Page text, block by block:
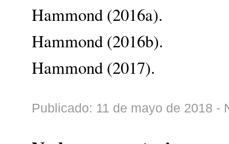
Hammond (2016a).
Hammond (2016b).
Hammond (2017).
Publicado: 11 de mayo de 2018 -